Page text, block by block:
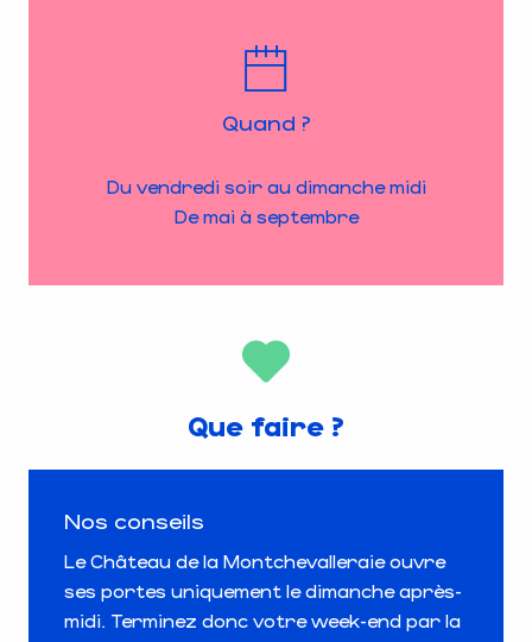
Quand ?
Du vendredi soir au dimanche midi
De mai à septembre
Que faire ?
Nos conseils
Le Château de la Montchevalleraie ouvre
ses portes uniquement le dimanche après-
midi. Terminez donc votre week-end par la